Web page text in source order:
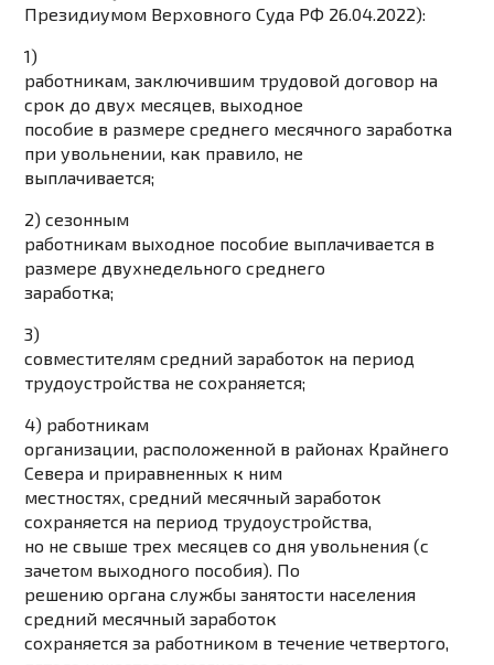
Президиумом Верховного Суда РФ 26.04.2022):
1)
работникам, заключившим трудовой договор на
срок до двух месяцев, выходное
пособие в размере среднего месячного заработка
при увольнении, как правило, не
выплачивается;
2) сезонным
работникам выходное пособие выплачивается в
размере двухнедельного среднего
заработка;
3)
совместителям средний заработок на период
трудоустройства не сохраняется;
4) работникам
организации, расположенной в районах Крайнего
Севера и приравненных к ним
местностях, средний месячный заработок
сохраняется на период трудоустройства,
но не свыше трех месяцев со дня увольнения (с
зачетом выходного пособия). По
решению органа службы занятости населения
средний месячный заработок
сохраняется за работником в течение четвертого,